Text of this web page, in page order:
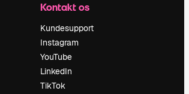
Kontakt os
Kundesupport
Instagram
YouTube
LinkedIn
TikTok